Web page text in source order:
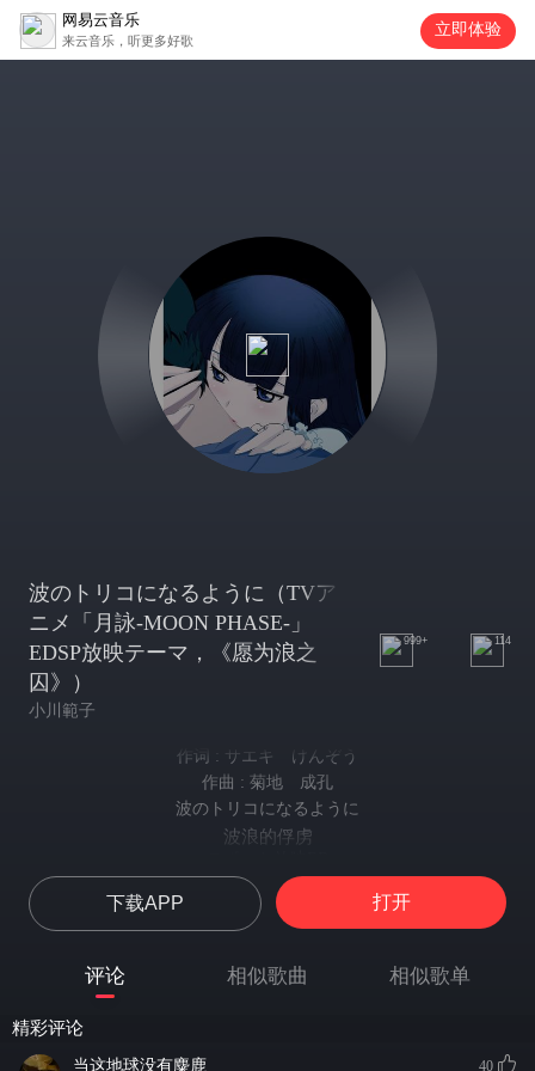
网易云音乐
来云音乐，听更多好歌
立即体验
波のトリコになるように（TVア
ニメ「月詠-MOON PHASE-」
EDSP放映テーマ，《愿为浪之
囚》）
小川範子
999+ 114
作词 : サエキ けんぞう
作曲 : 菊地 成孔
波のトリコになるように
波浪的俘虏
穿插ED
Oui はじめて咲かせた なんども隠した
Oui 无数次隐藏起来 第一次使她绽放 夜之女王美丽的笑脸
夜之女王美丽的笑脸
在砂音与月球引力的作用下 胸中涌现出蜂蜜般的泪珠
呼んでる あてにできなくても待ってる
下载APP 打开
评论 相似歌曲 相似歌单
精彩评论
当这地球没有麋鹿 40